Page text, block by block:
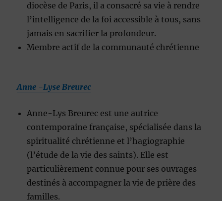
diocèse de Paris, il a consacré sa vie à rendre
l’intelligence de la foi accessible à tous, sans
jamais en sacrifier la profondeur.
Membre actif de la communauté chrétienne
Anne -Lyse Breurec
Anne-Lys Breurec est une autrice
contemporaine française, spécialisée dans la
spiritualité chrétienne et l’hagiographie
(l’étude de la vie des saints). Elle est
particulièrement connue pour ses ouvrages
destinés à accompagner la vie de prière des
familles.